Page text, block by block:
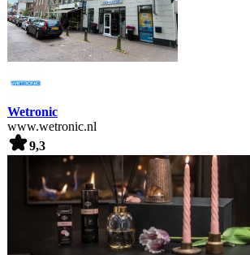
Wetronic
www.wetronic.nl
9,3